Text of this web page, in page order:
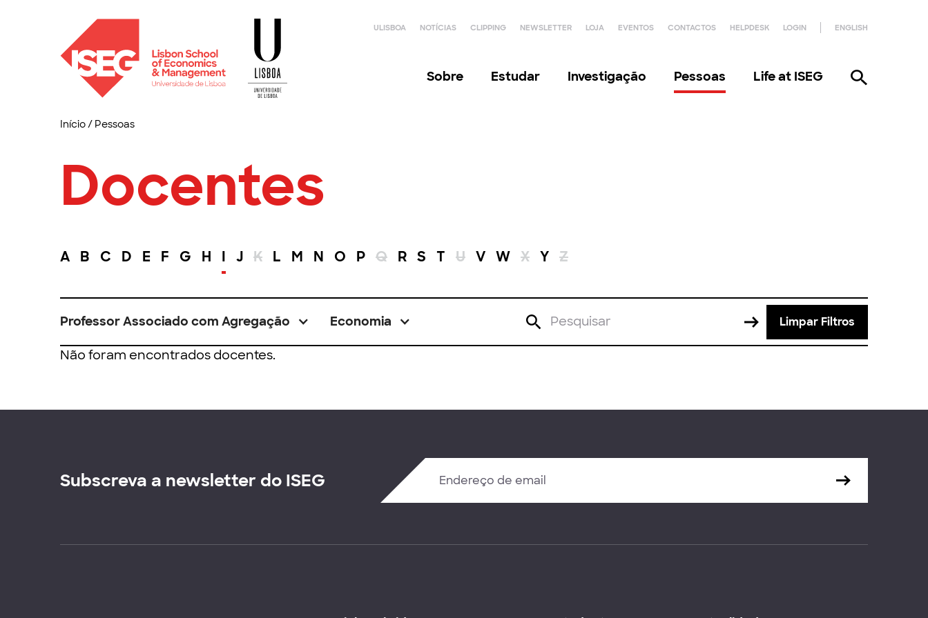
ULISBOA NOTÍCIAS CLIPPING NEWSLETTER LOJA EVENTOS CONTACTOS HELPDESK LOGIN ENGLISH
Sobre Estudar Investigação Pessoas Life at ISEG
Início/ Pessoas
Docentes
A B C D E F G H I J K L M N O P Q R S T U V W X Y Z
Professor Associado com Agregação Economia Limpar Filtros
Não foram encontrados docentes.
Subscreva a newsletter do ISEG